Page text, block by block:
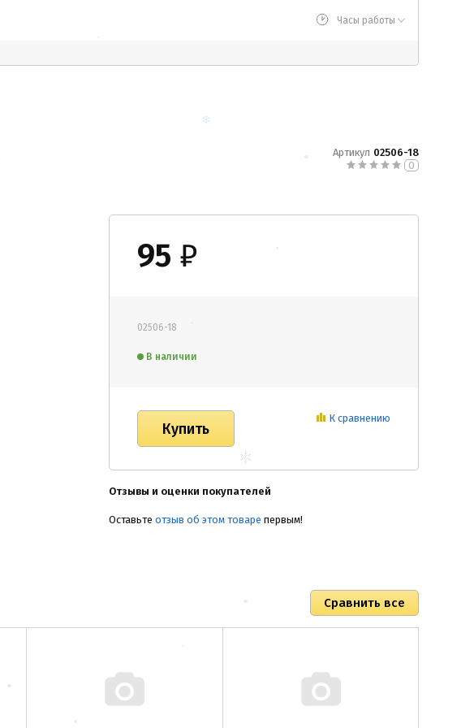
Часы работы
Артикул 02506-18
0
95 ₽
02506-18
В наличии
К сравнению
Отзывы и оценки покупателей
Оставьте отзыв об этом товаре первым!